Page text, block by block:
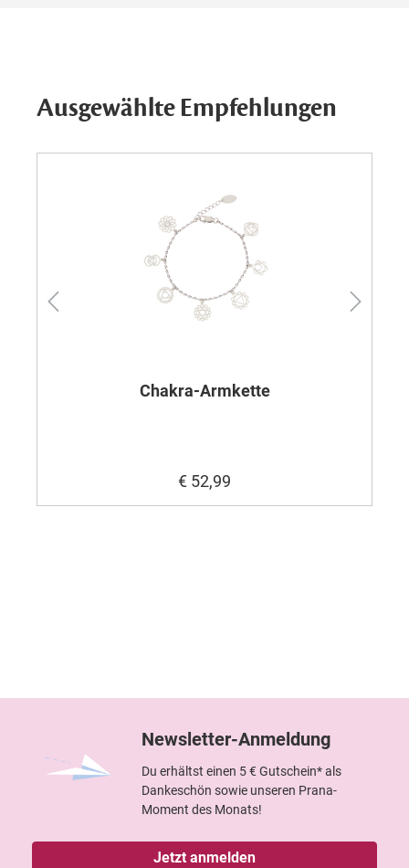
Ausgewählte Empfehlungen
Chakra-Armkette
€ 52,99
Newsletter-Anmeldung
Du erhältst einen 5 € Gutschein* als
Dankeschön sowie unseren Prana-
Moment des Monats!
Jetzt anmelden